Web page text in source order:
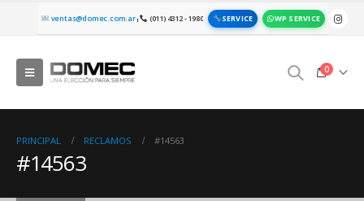
ventas@domec.com.ar| (011) 4312 - 1980 SERVICE WP SERVICE
0
PRINCIPAL RECLAMOS #14563
#14563